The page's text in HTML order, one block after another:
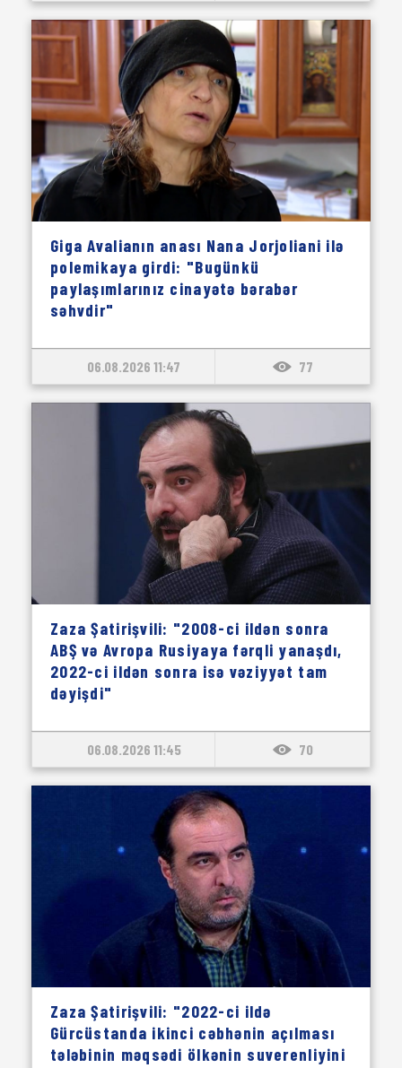
Giga Avalianın anası Nana Jorjoliani ilə
polemikaya girdi: "Bugünkü
paylaşımlarınız cinayətə bərabər
səhvdir"
06.08.2026 11:47 77
Zaza Şatirişvili: "2008-ci ildən sonra
ABŞ və Avropa Rusiyaya fərqli yanaşdı,
2022-ci ildən sonra isə vəziyyət tam
dəyişdi"
06.08.2026 11:45 70
Zaza Şatirişvili: "2022-ci ildə
Gürcüstanda ikinci cəbhənin açılması
tələbinin məqsədi ölkənin suverenliyini